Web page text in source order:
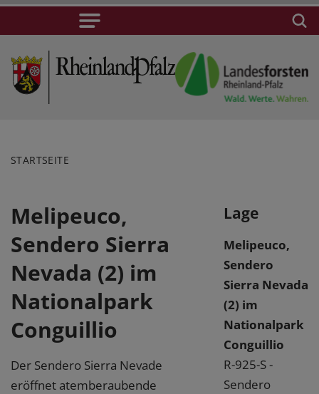
STARTSEITE
Melipeuco,
Sendero Sierra
Nevada (2) im
Nationalpark
Conguillio
Der Sendero Sierra Nevade
eröffnet atemberaubende
Lage
Melipeuco,
Sendero
Sierra Nevada
(2) im
Nationalpark
Conguillio
R-925-S -
Sendero